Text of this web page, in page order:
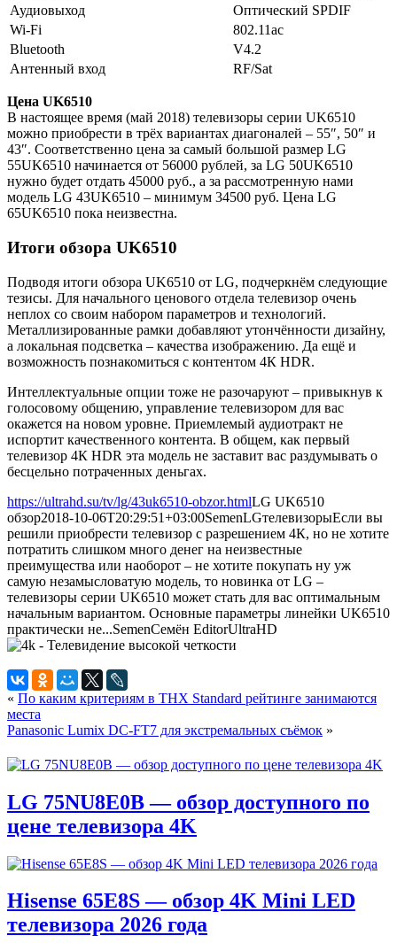
Аудиовыход
Оптический SPDIF
Wi-Fi
802.11ac
Bluetooth
V4.2
Антенный вход
RF/Sat
Цена UK6510
В настоящее время (май 2018) телевизоры серии UK6510
можно приобрести в трёх вариантах диагоналей – 55″, 50″ и
43″. Соответственно цена за самый большой размер LG
55UK6510 начинается от 56000 рублей, за LG 50UK6510
нужно будет отдать 45000 руб., а за рассмотренную нами
модель LG 43UK6510 – минимум 34500 руб. Цена LG
65UK6510 пока неизвестна.
Итоги обзора UK6510
Подводя итоги обзора UK6510 от LG, подчеркнём следующие
тезисы. Для начального ценового отдела телевизор очень
неплох со своим набором параметров и технологий.
Металлизированные рамки добавляют утончённости дизайну,
а локальная подсветка – качества изображению. Да ещё и
возможность познакомиться с контентом 4К HDR.
Интеллектуальные опции тоже не разочаруют – привыкнув к
голосовому общению, управление телевизором для вас
окажется на новом уровне. Приемлемый аудиотракт не
испортит качественного контента. В общем, как первый
телевизор 4К HDR эта модель не заставит вас раздумывать о
бесцельно потраченных деньгах.
https://ultrahd.su/tv/lg/43uk6510-obzor.htmlLG UK6510
обзор2018-10-06T20:29:51+03:00SemenLGтелевизорыЕсли вы
решили приобрести телевизор с разрешением 4К, но не хотите
потратить слишком много денег на неизвестные
преимущества или наоборот – не хотите покупать ну уж
самую незамысловатую модель, то новинка от LG –
телевизоры серии UK6510 может стать для вас оптимальным
начальным вариантом. Основные параметры линейки UK6510
практически не...SemenСемён EditorUltraHD
« По каким критериям в THX Standard рейтинге занимаются
места
Panasonic Lumix DC-FT7 для экстремальных съёмок »
LG 75NU8E0B — обзор доступного по
цене телевизора 4K
Hisense 65E8S — обзор 4K Mini LED
телевизора 2026 года